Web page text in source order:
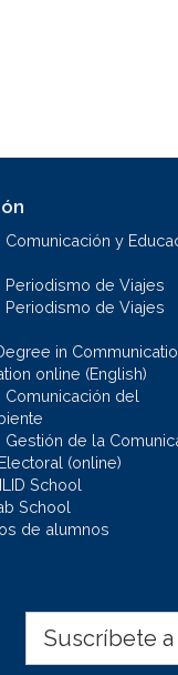
Comunicación y
Periodismo de Viajes
Periodismo de Viajes
in
online (English)
Comunicación del
Gestión de la
(online)
School
School
de alumnos
Suscríbete